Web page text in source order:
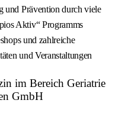
und Prävention durch viele
Aktiv“ Programms
und zahlreiche
und Veranstaltungen
im Bereich Geriatrie
GmbH